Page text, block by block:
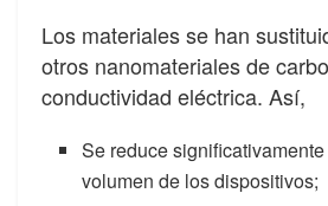
Los materiales se han
otros nanomateriales de
conductividad eléctrica. Así,
Se reduce
volumen de los dispositivos;